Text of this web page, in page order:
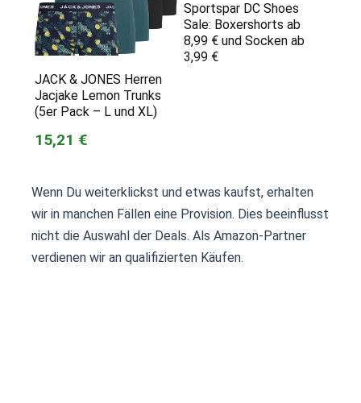
JACK & JONES Herren
Jacjake Lemon Trunks
(5er Pack – L und XL)
15,21 €
Sportspar DC Shoes
Sale: Boxershorts ab
8,99 € und Socken ab
3,99 €
Wenn Du weiterklickst und etwas kaufst, erhalten
wir in manchen Fällen eine Provision. Dies beeinflusst
nicht die Auswahl der Deals. Als Amazon-Partner
verdienen wir an qualifizierten Käufen.